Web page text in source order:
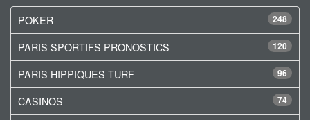
248
POKER
120
PARIS SPORTIFS PRONOSTICS
96
PARIS HIPPIQUES TURF
74
CASINOS